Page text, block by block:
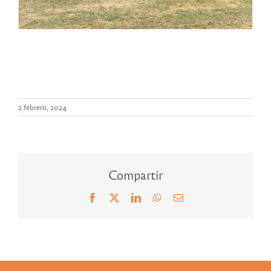
2 febrero, 2024
Compartir
Facebook LinkedInWhatsApp
Correo